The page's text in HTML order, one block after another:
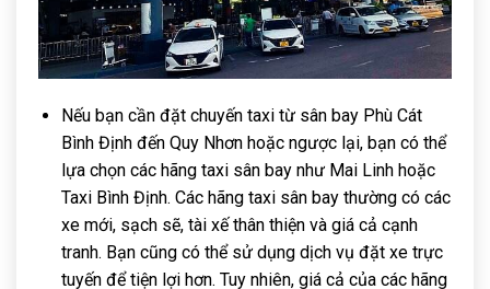
Nếu bạn cần đặt chuyến taxi từ sân bay Phù Cát
Bình Định đến Quy Nhơn hoặc ngược lại, bạn có thể
lựa chọn các hãng taxi sân bay như Mai Linh hoặc
Taxi Bình Định. Các hãng taxi sân bay thường có các
xe mới, sạch sẽ, tài xế thân thiện và giá cả cạnh
tranh. Bạn cũng có thể sử dụng dịch vụ đặt xe trực
tuyến để tiện lợi hơn. Tuy nhiên, giá cả của các hãng